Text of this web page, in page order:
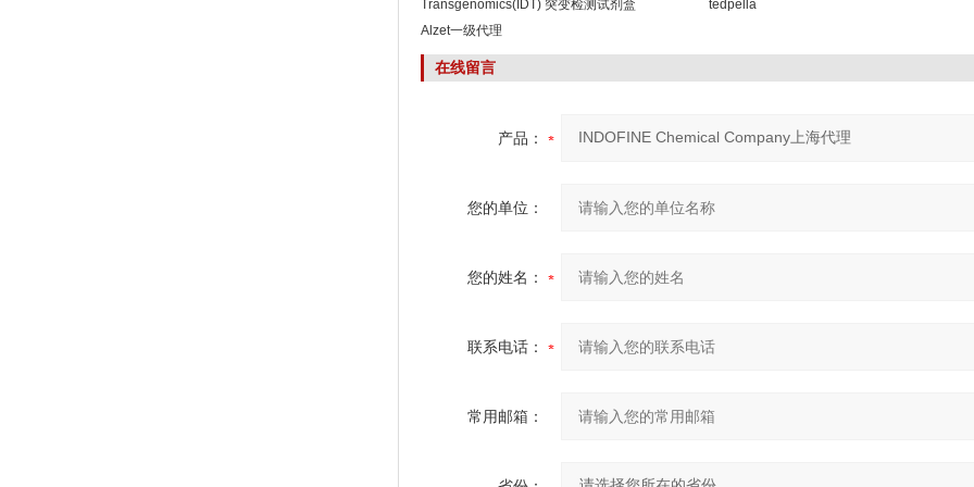
Transgenomics(IDT) 突变检测试剂盒
tedpella
Alzet一级代理
在线留言
产品：
您的单位：
您的姓名：
联系电话：
常用邮箱：